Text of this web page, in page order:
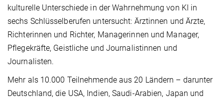
kulturelle Unterschiede in der Wahrnehmung von KI in
sechs Schlüsselberufen untersucht: Ärztinnen und Ärzte,
Richterinnen und Richter, Managerinnen und Manager,
Pflegekräfte, Geistliche und Journalistinnen und
Journalisten.
Mehr als 10.000 Teilnehmende aus 20 Ländern – darunter
Deutschland, die USA, Indien, Saudi-Arabien, Japan und